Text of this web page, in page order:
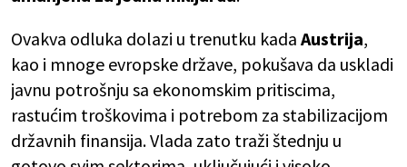
Ovakva odluka dolazi u trenutku kada Austrija,
kao i mnoge evropske države, pokušava da uskladi
javnu potrošnju sa ekonomskim pritiscima,
rastućim troškovima i potrebom za stabilizacijom
državnih finansija. Vlada zato traži štednju u